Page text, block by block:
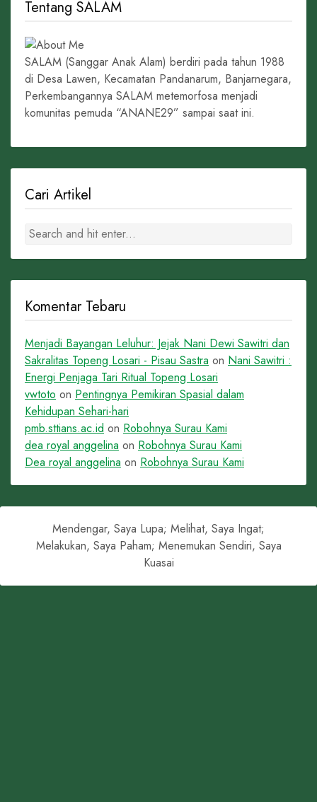
Tentang SALAM
SALAM (Sanggar Anak Alam) berdiri pada tahun 1988
di Desa Lawen, Kecamatan Pandanarum, Banjarnegara,
Perkembangannya SALAM metemorfosa menjadi
komunitas pemuda “ANANE29” sampai saat ini.
Cari Artikel
Komentar Tebaru
Menjadi Bayangan Leluhur: Jejak Nani Dewi Sawitri dan
Sakralitas Topeng Losari - Pisau Sastra on Nani Sawitri :
Energi Penjaga Tari Ritual Topeng Losari
vwtoto on Pentingnya Pemikiran Spasial dalam
Kehidupan Sehari-hari
pmb.sttians.ac.id on Robohnya Surau Kami
dea royal anggelina on Robohnya Surau Kami
Dea royal anggelina on Robohnya Surau Kami
Mendengar, Saya Lupa; Melihat, Saya Ingat;
Melakukan, Saya Paham; Menemukan Sendiri, Saya
Kuasai